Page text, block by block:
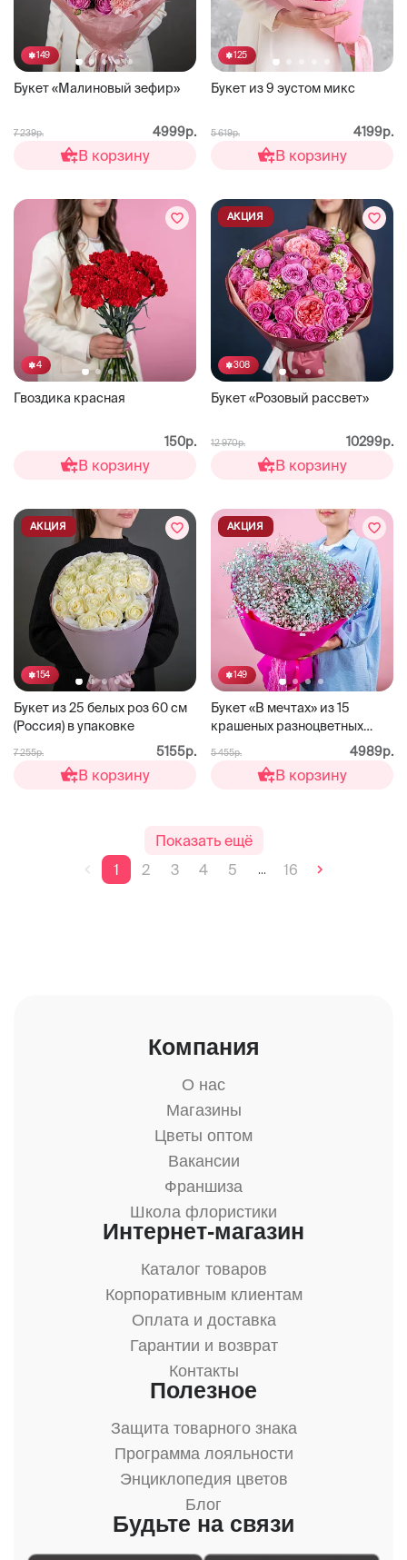
149
Букет «Малиновый зефир»
7 239р. 4999р.
В корзину
125
Букет из 9 эустом микс
5 619р. 4199р.
В корзину
4
Гвоздика красная
150р.
В корзину
308
Букет «Розовый рассвет»
АКЦИЯ
12 970р. 10299р.
В корзину
154
Букет из 25 белых роз 60 см
(Россия) в упаковке
АКЦИЯ
7 255р. 5155р.
В корзину
149
Букет «В мечтах» из 15
крашеных разноцветных
АКЦИЯ
5 455р. 4989р.
В корзину
Показать ещё
1
2 3 4 5 ... 16
Компания
О нас
Магазины
Цветы оптом
Вакансии
Франшиза
Школа флористики
Интернет-магазин
Каталог товаров
Корпоративным клиентам
Оплата и доставка
Гарантии и возврат
Контакты
Полезное
Защита товарного знака
Программа лояльности
Энциклопедия цветов
Блог
Будьте на связи